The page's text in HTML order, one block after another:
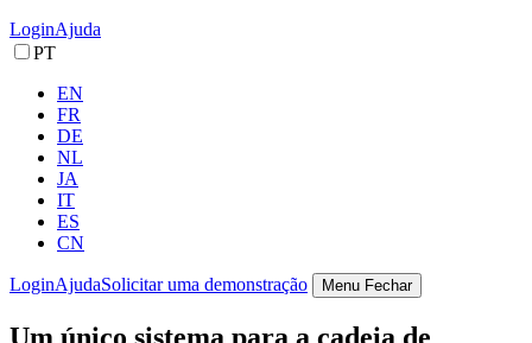
LoginAjuda
PT
EN
FR
DE
NL
JA
IT
ES
CN
LoginAjudaSolicitar uma demonstração Menu Fechar